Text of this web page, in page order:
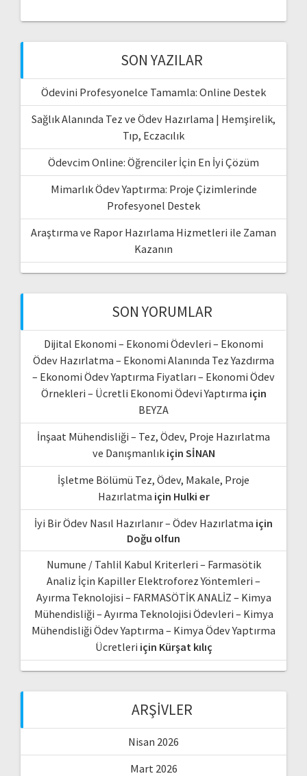
SON YAZILAR
Ödevini Profesyonelce Tamamla: Online Destek
Sağlık Alanında Tez ve Ödev Hazırlama | Hemşirelik,
Tıp, Eczacılık
Ödevcim Online: Öğrenciler İçin En İyi Çözüm
Mimarlık Ödev Yaptırma: Proje Çizimlerinde
Profesyonel Destek
Araştırma ve Rapor Hazırlama Hizmetleri ile Zaman
Kazanın
SON YORUMLAR
Dijital Ekonomi – Ekonomi Ödevleri – Ekonomi
Ödev Hazırlatma – Ekonomi Alanında Tez Yazdırma
– Ekonomi Ödev Yaptırma Fiyatları – Ekonomi Ödev
Örnekleri – Ücretli Ekonomi Ödevi Yaptırma için
BEYZA
İnşaat Mühendisliği – Tez, Ödev, Proje Hazırlatma
ve Danışmanlıkiçin SİNAN
İşletme Bölümü Tez, Ödev, Makale, Proje
Hazırlatma için Hulki er
İyi Bir Ödev Nasıl Hazırlanır – Ödev Hazırlatma için
Doğu olfun
Numune / Tahlil Kabul Kriterleri – Farmasötik
Analiz İçin Kapiller Elektroforez Yöntemleri –
Ayırma Teknolojisi – FARMASÖTİK ANALİZ – Kimya
Mühendisliği – Ayırma Teknolojisi Ödevleri – Kimya
Mühendisliği Ödev Yaptırma – Kimya Ödev Yaptırma
Ücretleri için Kürşat kılıç
ARŞIVLER
Nisan 2026
Mart 2026